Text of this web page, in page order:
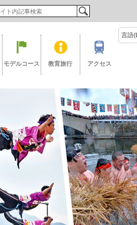
モデルコース 教育旅行 アクセス